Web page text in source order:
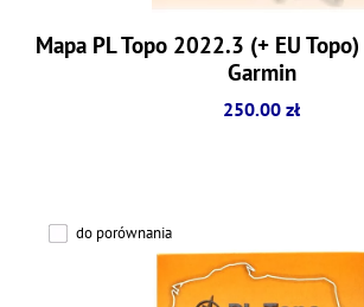
Mapa PL Topo 2022.3 (+ EU
Garmin
250.00 zł
do porównania